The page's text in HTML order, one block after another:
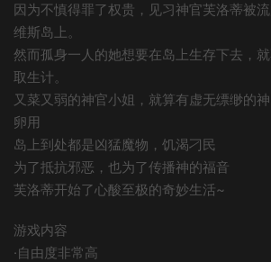
因为不慎得罪了权贵，见习神官芙洛蒂被
维斯岛上。
然而孤身一人的她想要在岛上生存下去，
取生计。
又菜又弱的神官小姐，就算有虚无缥缈的
卵用
岛上到处都是凶猛魔物，饥渴刁民
为了抵抗邪恶，也为了传播神的福音
芙洛蒂开始了心酸至极的奇妙生活~
游戏内容
·自由度非常高